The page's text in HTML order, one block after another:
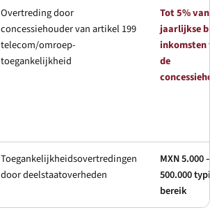
Overtreding door
concessiehouder van artikel 199
telecom/omroep-
toegankelijkheid
Tot 5%
jaarlijkse
inkomsten
de
Toegankelijkheidsovertredingen
door deelstaatoverheden
MXN 5.000 –
500.000
bereik